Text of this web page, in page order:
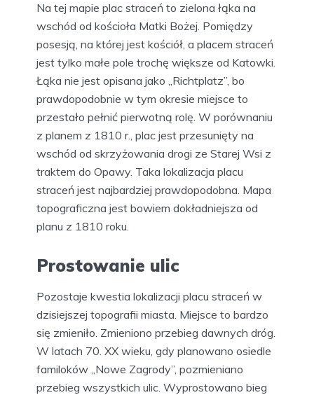
Na tej mapie plac straceń to zielona łąka na
wschód od kościoła Matki Bożej. Pomiędzy
posesją, na której jest kościół, a placem straceń
jest tylko małe pole trochę większe od Katowki.
Łąka nie jest opisana jako „Richtplatz”, bo
prawdopodobnie w tym okresie miejsce to
przestało pełnić pierwotną rolę. W porównaniu
z planem z 1810 r., plac jest przesunięty na
wschód od skrzyżowania drogi ze Starej Wsi z
traktem do Opawy. Taka lokalizacja placu
straceń jest najbardziej prawdopodobna. Mapa
topograficzna jest bowiem dokładniejsza od
planu z 1810 roku.
Prostowanie ulic
Pozostaje kwestia lokalizacji placu straceń w
dzisiejszej topografii miasta. Miejsce to bardzo
się zmieniło. Zmieniono przebieg dawnych dróg.
W latach 70. XX wieku, gdy planowano osiedle
familoków „Nowe Zagrody”, pozmieniano
przebieg wszystkich ulic. Wyprostowano bieg